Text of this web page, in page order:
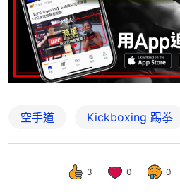
空手道 Kickboxing 踢拳
3 0 0